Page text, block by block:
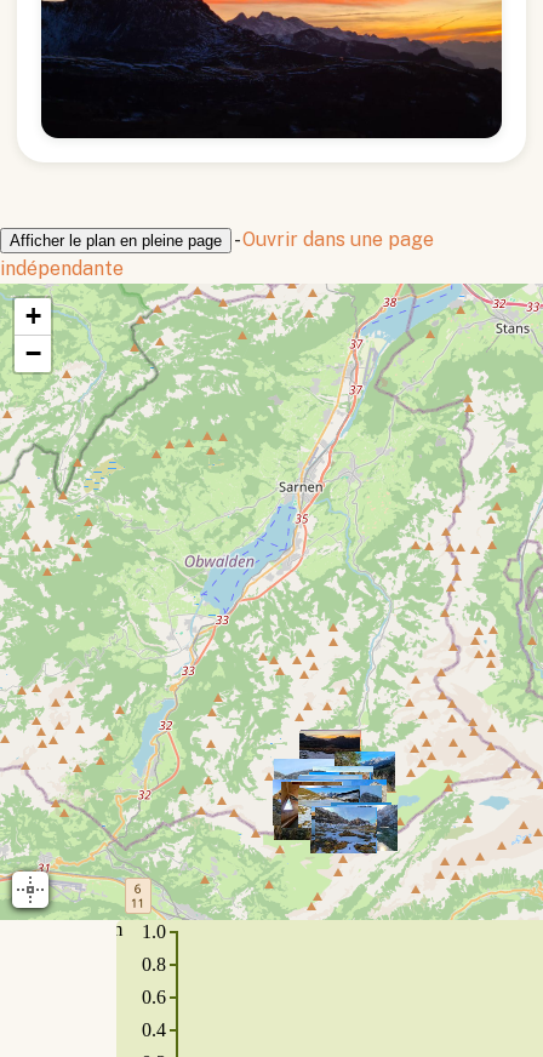
Afficher le plan en pleine page -Ouvrir dans une page
indépendante